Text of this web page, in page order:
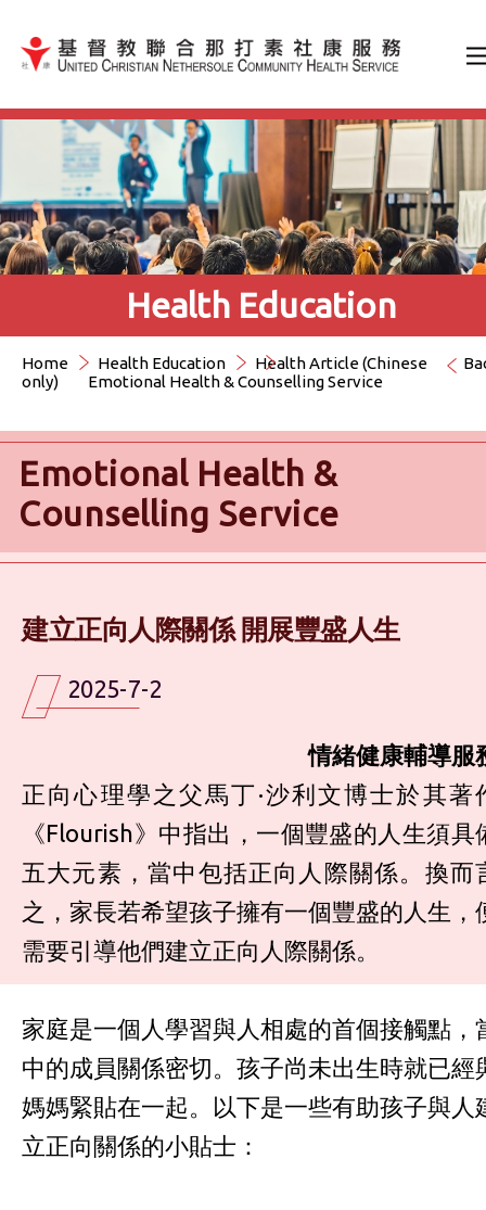
Jump to Content（按輸入鍵
Health Education
Home Health Education
Health Article (Chinese
only)
Emotional Health & Counselling Service
Emotional Health &
Counselling Service
建立正向人際關係 開展豐盛人生
2025-7-2
情緒健康輔導服
正向心理學之父馬丁·沙利文博士於其著
《Flourish》中指出，一個豐盛的人生須具
五大元素，當中包括正向人際關係。換而
之，家長若希望孩子擁有一個豐盛的人生，
需要引導他們建立正向人際關係。
家庭是一個人學習與人相處的首個接觸點，
中的成員關係密切。孩子尚未出生時就已經
媽媽緊貼在一起。以下是一些有助孩子與人
立正向關係的小貼士：